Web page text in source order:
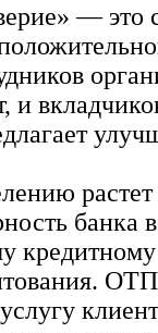
— это
и
банка